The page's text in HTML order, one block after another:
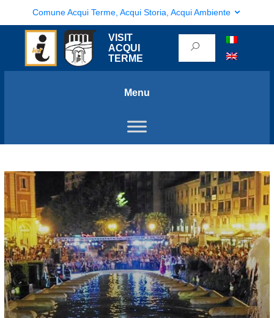
Comune Acqui Terme, Acqui Storia, Acqui Ambiente
VISIT
ACQUI
TERME
Menu